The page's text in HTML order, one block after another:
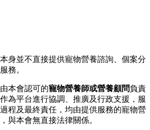
身並不直接提供寵物營養諮詢、個案分
務。
本會認可的寵物營養師或營養顧問負責
為平台進行協調、推廣及行政支援，服
程及最終責任，均由提供服務的寵物營
與本會無直接法律關係。